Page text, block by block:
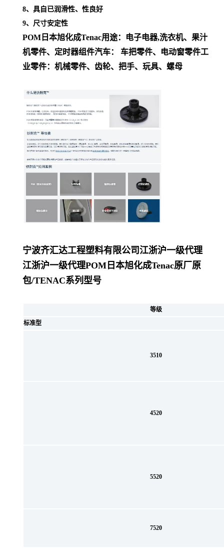
8、具自已润滑性、性良好
9、尺寸安定性
POM日本旭化成Tenac用途：
电子电器,洗衣机、果汁
机零件、定时器组件汽车： 车把零件、电动窗零件工
业零件：机械零件、齿轮、把手、玩具、螺母
宁波齐汇达工程塑料有限公司江浙沪一级代理
江浙沪一级代理POM日本旭化成Tenac原厂原
包/TENAC系列型号
等级
标准型
3510
4520
5520
7520